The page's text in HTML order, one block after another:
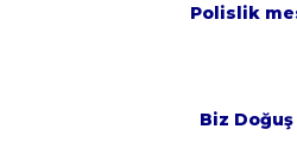
Polislik
Biz